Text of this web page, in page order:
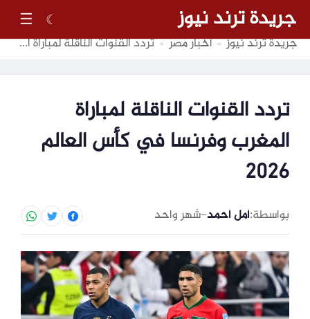
جريدة ترند نيوز ☾
☰
جريدة ترند نيوز » أخبار مصر » تردد القنوات الناقلة لمباراة المغرب وفرنسا في كأس العالم 2026
تردد القنوات الناقلة لمباراة
المغرب وفرنسا في كأس العالم
2026
بواسطة:أمل أحمد–شهر واحد